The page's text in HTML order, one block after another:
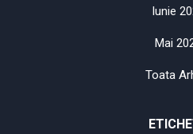
Iunie
Mai
Toata